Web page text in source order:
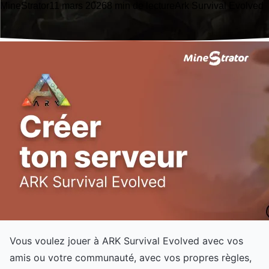
MineStrator 11 mars 20268 min de lecture Ark Survival Evolved
Vous voulez jouer à ARK Survival Evolved avec vos
amis ou votre communauté, avec vos propres règles,